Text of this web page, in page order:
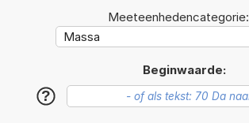
Meeteenhedencategorie:
Beginwaarde:
?